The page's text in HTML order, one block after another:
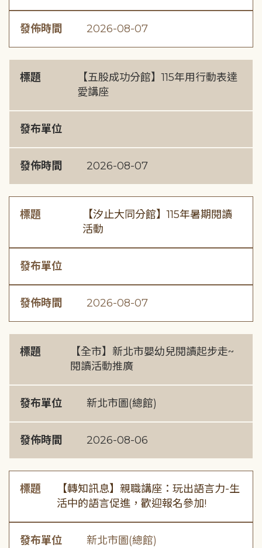
發佈時間 2026-08-07
標題
【五股成功分館】115年用行動表達
愛講座
發布單位
發佈時間 2026-08-07
標題
【汐止大同分館】115年暑期閱讀
活動
發布單位
發佈時間 2026-08-07
標題
【全市】新北市嬰幼兒閱讀起步走~
閱讀活動推廣
發布單位 新北市圖(總館)
發佈時間 2026-08-06
標題
【轉知訊息】親職講座：玩出語言力-生
活中的語言促進，歡迎報名參加!
發布單位 新北市圖(總館)